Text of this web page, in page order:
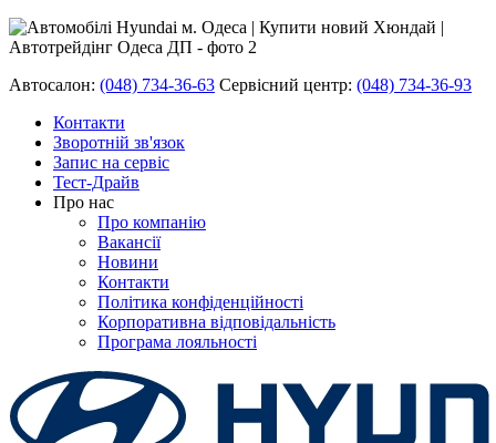
Автосалон: (048) 734-36-63 Сервісний центр: (048) 734-36-93
Контакти
Зворотній зв'язок
Запис на сервіс
Тест-Драйв
Про нас
Про компанію
Вакансії
Новини
Контакти
Політика конфіденційності
Корпоративна відповідальність
Програма лояльності